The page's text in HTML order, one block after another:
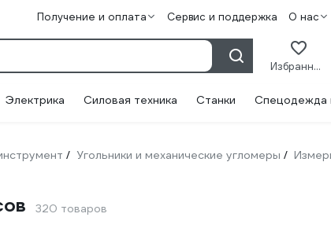
Получение и оплата Сервис и поддержка О нас
Избранное
Электрика Силовая техника Станки Спецодежда
/ Угольники и механические угломеры /
320 товаров